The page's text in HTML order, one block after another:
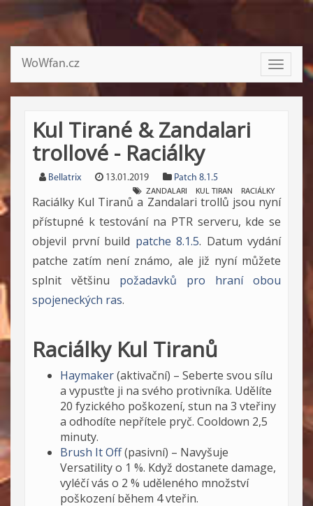
Toggle
WoWfan.cz
Kul Tirané & Zandalari
trollové - Raciálky
Bellatrix 13.01.2019 Patch 8.1.5
ZANDALARI KUL TIRAN RACIÁLKY
Raciálky Kul Tiranů a Zandalari trollů jsou nyní
přístupné k testování na PTR serveru, kde se
objevil první build patche 8.1.5. Datum vydání
patche zatím není známo, ale již nyní můžete
splnit většinu požadavků pro hraní obou
spojeneckých ras.
Raciálky Kul Tiranů
Haymaker(aktivační) – Seberte svou sílu
a vypusťte ji na svého protivníka. Udělíte
20 fyzického poškození, stun na 3 vteřiny
a odhodíte nepřítele pryč. Cooldown 2,5
minuty.
Brush It Off(pasivní) – Navyšuje
Versatility o 1 %. Když dostanete damage,
vyléčí vás o 2 % uděleného množství
poškození během 4 vteřin.